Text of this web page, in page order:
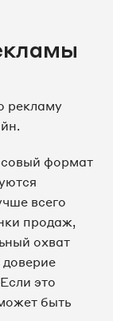
рекламу
формат
всего
продаж,
охват
это
быть